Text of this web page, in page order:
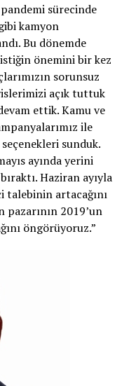
sürecinde
kamyon
Bu dönemde
önemini bir kez
sorunsuz
açık tuttuk
ettik. Kamu ve
ile
sunduk.
ayında yerini
Haziran ayıyla
talebinin artacağını
pazarının 2019’un
öngörüyoruz.”